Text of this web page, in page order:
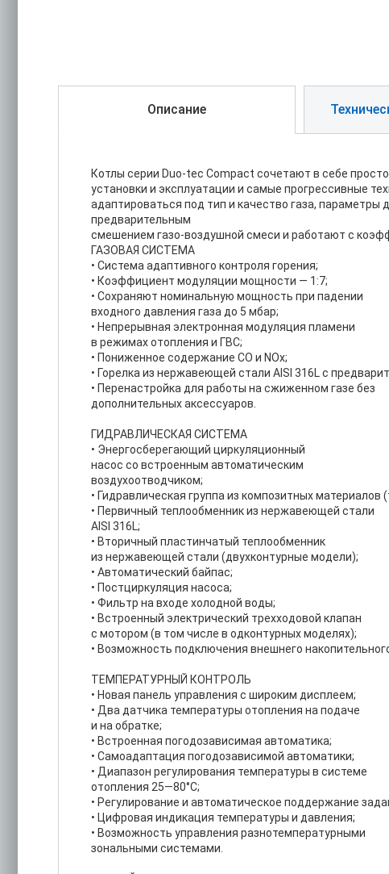
Описание
Котлы серии Duo-tec Compact сочетают в себе
установки и эксплуатации и самые прогрессивные
адаптироваться под тип и качество газа,
предварительным
смешением газо-воздушной смеси и работают с
ГАЗОВАЯ СИСТЕМА
• Система адаптивного контроля горения;
• Коэффициент модуляции мощности — 1:7;
• Сохраняют номинальную мощность при падении
входного давления газа до 5 мбар;
• Непрерывная электронная модуляция пламени
в режимах отопления и ГВС;
• Пониженное содержание СО и NOx;
• Горелка из нержавеющей стали AISI 316L с
• Перенастройка для работы на сжиженном газе без
дополнительных аксессуаров.
ГИДРАВЛИЧЕСКАЯ СИСТЕМА
• Энергосберегающий циркуляционный
насос со встроенным автоматическим
воздухоотводчиком;
• Гидравлическая группа из композитных
• Первичный теплообменник из нержавеющей стали
AISI 316L;
• Вторичный пластинчатый теплообменник
из нержавеющей стали (двухконтурные модели);
• Автоматический байпас;
• Постциркуляция насоса;
• Фильтр на входе холодной воды;
• Встроенный электрический трехходовой клапан
с мотором (в том числе в одконтурных моделях);
• Возможность подключения внешнего
ТЕМПЕРАТУРНЫЙ КОНТРОЛЬ
• Новая панель управления с широким дисплеем;
• Два датчика температуры отопления на подаче
и на обратке;
• Встроенная погодозависимая автоматика;
• Самоадаптация погодозависимой автоматики;
• Диапазон регулирования температуры в системе
отопления 25—80°С;
• Регулирование и автоматическое поддержание
• Цифровая индикация температуры и давления;
• Возможность управления разнотемпературными
зональными системами.